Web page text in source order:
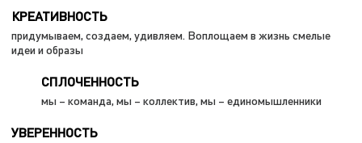
КРЕАТИВНОСТЬ
придумываем, создаем, удивляем. Воплощаем в жизнь смелые
идеи и образы
СПЛОЧЕННОСТЬ
мы – команда, мы – коллектив, мы – единомышленники
УВЕРЕННОСТЬ